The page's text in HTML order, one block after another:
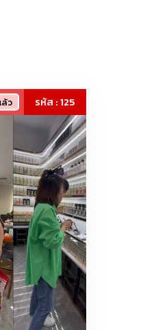
ตกแต่งแฟชั่น
บุคคล เครื่องใช้
ละห้องน้ำ,
ล้ว รหัส : 125